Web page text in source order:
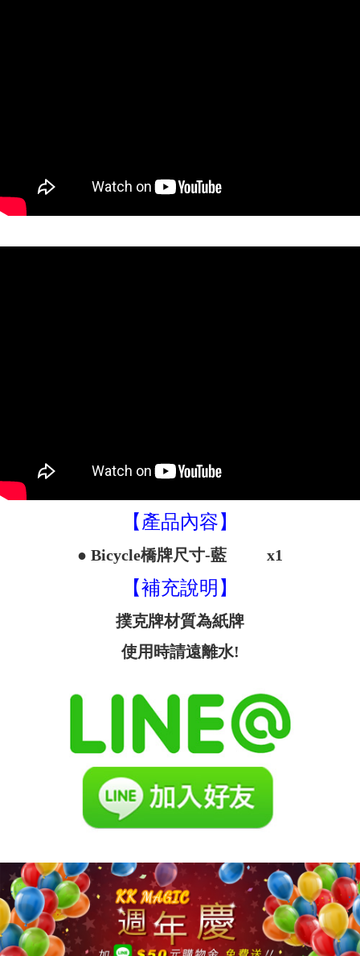
【產品內容】
● Bicycle橋牌尺寸-藍 x1
【補充說明】
撲克牌材質為紙牌
使用時請遠離水!